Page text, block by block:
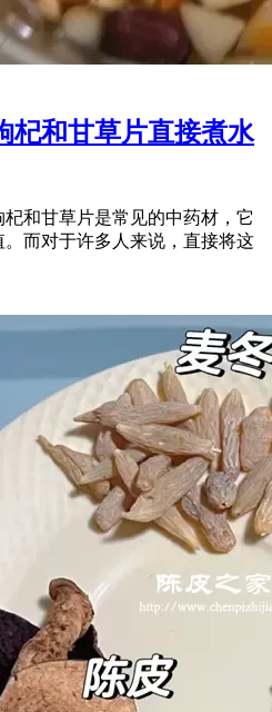
杞和甘草片直接煮水
和甘草片是常见的中药材，它
而对于许多人来说，直接将这